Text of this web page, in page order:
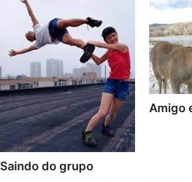
Saindo do grupo
Amigo